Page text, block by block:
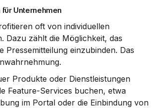
Unternehmen
oft von individuellen
Pressemitteilung einzubinden. Das
Produkte oder Dienstleistungen
Feature-Services buchen, etwa
im Portal oder die Einbindung von